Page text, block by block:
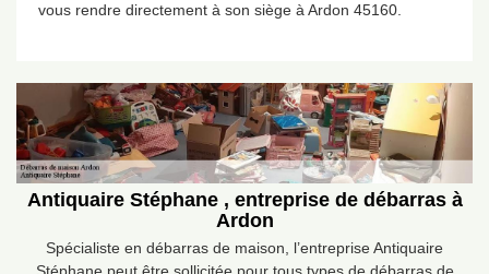
vous rendre directement à son siège à Ardon 45160.
Antiquaire Stéphane , entreprise de débarras à
Ardon
Spécialiste en débarras de maison, l’entreprise Antiquaire
Stéphane peut être sollicitée pour tous types de débarras de